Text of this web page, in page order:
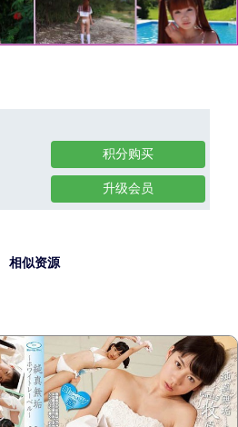
积分购买
升级会员
相似资源